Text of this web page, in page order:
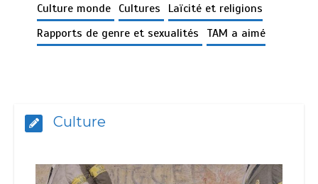
Culture monde Cultures
Laïcité et religions
Rapports de genre et sexualités
TAM a aimé
Culture